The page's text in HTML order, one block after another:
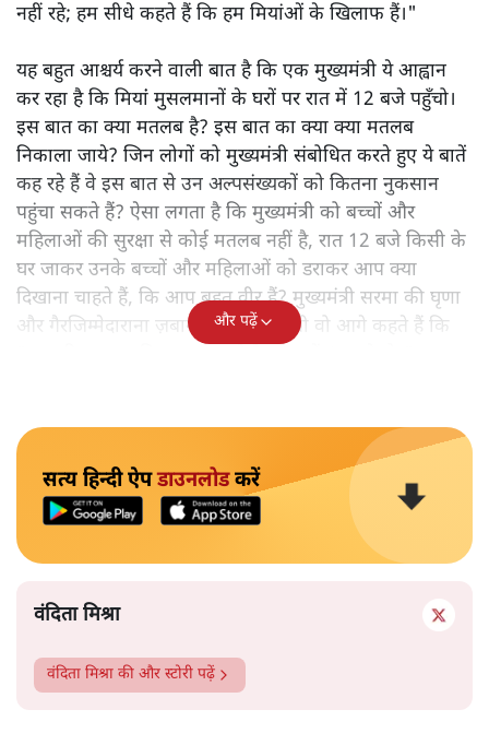
नहीं रहे; हम सीधे कहते हैं कि हम मियांओं के खिलाफ हैं।"
यह बहुत आश्चर्य करने वाली बात है कि एक मुख्यमंत्री ये आह्वान
कर रहा है कि मियांं मुसलमानों के घरों पर रात में 12 बजे पहुँचो।
इस बात का क्या मतलब है? इस बात का क्या क्या मतलब
निकाला जाये? जिन लोगों को मुख्यमंत्री संबोधित करते हुए ये बातें
कह रहे हैं वे इस बात से उन अल्पसंख्यकों को कितना नुकसान
पहुंचा सकते हैं? ऐसा लगता है कि मुख्यमंत्री को बच्चों और
महिलाओं की सुरक्षा से कोई मतलब नहीं है, रात 12 बजे किसी के
घर जाकर उनके बच्चों और महिलाओं को डराकर आप क्या
दिखाना चाहते हैं, कि आप बहुत वीर हैं? मुख्यमंत्री सरमा की घृणा
और गैरजिम्मेदाराना ज़बान यहीं नहीं रुकती वो आगे कहते हैं कि
और पढ़ें
सत्य हिन्दी ऐपडाउनलोडकरें
वंदिता मिश्रा
वंदिता मिश्रा की और स्टोरी पढ़ें